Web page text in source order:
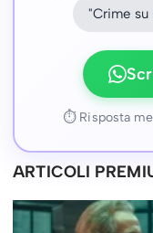
"Crime su
⏱ Risposta
ARTICOLI